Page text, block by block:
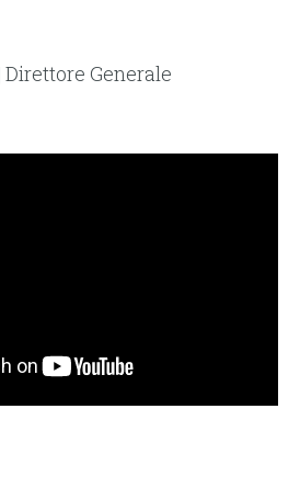
Direttore Generale